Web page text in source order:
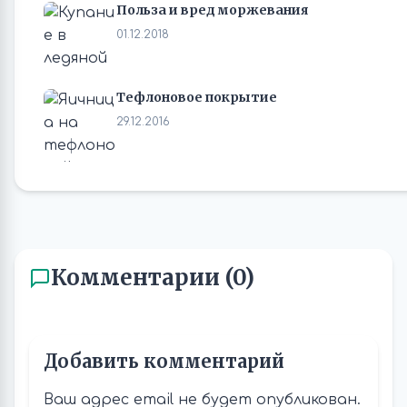
Польза и вред моржевания
01.12.2018
Тефлоновое покрытие
29.12.2016
Комментарии (0)
Добавить комментарий
Ваш адрес email не будет опубликован.